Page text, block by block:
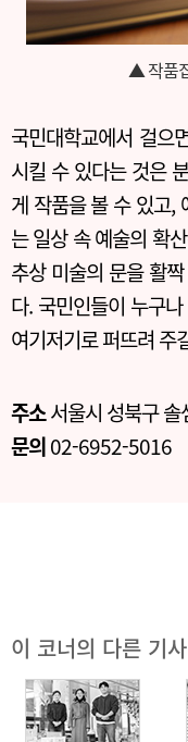
▲ 작품
국민대학교에서 걸으
시킬 수 있다는 것은
게 작품을 볼 수 있고,
는 일상 속 예술의 확
추상 미술의 문을 활
다. 국민인들이 누구
여기저기로 퍼뜨려 주
주소 서울시 성북구
문의 02-6952-5016
이 코너의 다른 기사